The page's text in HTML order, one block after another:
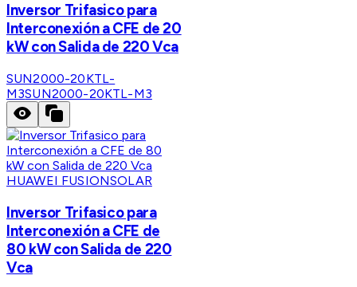
Inversor Trifasico para
Interconexión a CFE de 20
kW con Salida de 220 Vca
SUN2000-20KTL-
M3SUN2000-20KTL-M3
HUAWEI FUSIONSOLAR
Inversor Trifasico para
Interconexión a CFE de
80 kW con Salida de 220
Vca